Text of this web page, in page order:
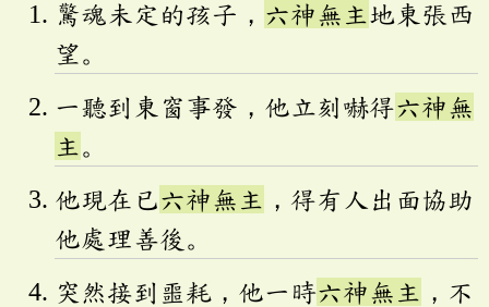
驚魂未定的孩子， 六神無主地東張西
望。
一聽到東窗事發，他立刻嚇得六神無
主 。
他現在已六神無主 ，得有人出面協助
他處理善後。
突然接到噩耗，他一時六神無主 ，不